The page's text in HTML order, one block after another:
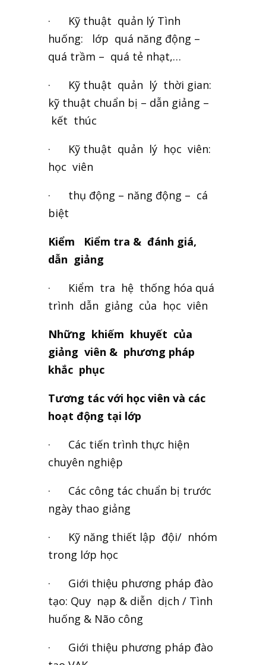
· Kỹ thuật quản lý Tình
huống: lớp quá năng động –
quá trầm – quá tẻ nhạt,…
· Kỹ thuật quản lý thời gian:
kỹ thuật chuẩn bị – dẫn giảng –
kết thúc
· Kỹ thuật quản lý học viên:
học viên
· thụ động – năng động – cá
biệt
Kiểm
Kiểm tra & đánh giá,
dẫn giảng
· Kiểm tra hệ thống hóa quá
trình dẫn giảng của học viên
Những khiếm khuyết của
giảng viên & phương pháp
khắc phục
Tương tác với học viên và các
hoạt động tại lớp
· Các tiến trình thực hiện
chuyên nghiệp
· Các công tác chuẩn bị trước
ngày thao giảng
· Kỹ năng thiết lập đội/ nhóm
trong lớp học
· Giới thiệu phương pháp đào
tạo: Quy nạp & diễn dịch / Tình
huống & Não công
· Giới thiệu phương pháp đào